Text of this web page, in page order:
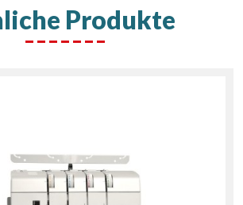
Produkte